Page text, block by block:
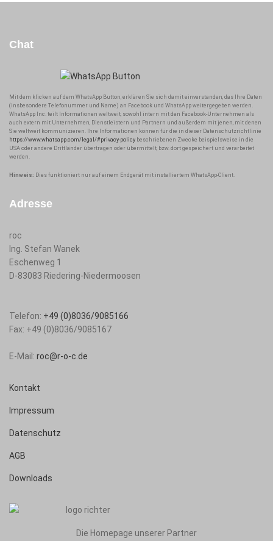
Chat
Mit dem klicken auf dem WhatsApp Button, erklären Sie sich damit einverstanden, das Ihre Daten
(insbesondere Telefonummer und Name) an Facebook und WhatsApp weitergegeben werden.
WhatsApp Inc. teilt Informationen weltweit, sowohl intern mit den Facebook-Unternehmen als
auch extern mit Unternehmen, Dienstleistern und Partnern und außerdem mit jenen, mit denen
Sie weltweit kommunizieren. Ihre Informationen können für die in dieser Datenschutzrichtlinie
https://www.whatsapp.com/legal/#privacy-policy beschriebenen Zwecke beispielsweise in die
USA oder andere Drittländer übertragen oder übermittelt, bzw. dort gespeichert und verarbeitet
werden.
Hinweis: Dies funktioniert nur auf einem Endgerät mit installiertem WhatsApp-Client.
Adresse
roc
Ing. Stefan Wanek
Eschenweg 1
D-83083 Riedering-Niedermoosen
Telefon: +49 (0)8036/9085166
Fax: +49 (0)8036/9085167
E-Mail: roc@r-o-c.de
Kontakt
Impressum
Datenschutz
AGB
Downloads
Die Homepage unserer Partner